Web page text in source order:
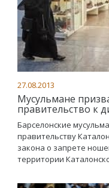
27.08.2013
Мусульмане
правительство к
Барселонские
правительству
закона о запрете
территории